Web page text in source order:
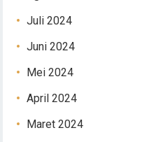
Juli 2024
Juni 2024
Mei 2024
April 2024
Maret 2024